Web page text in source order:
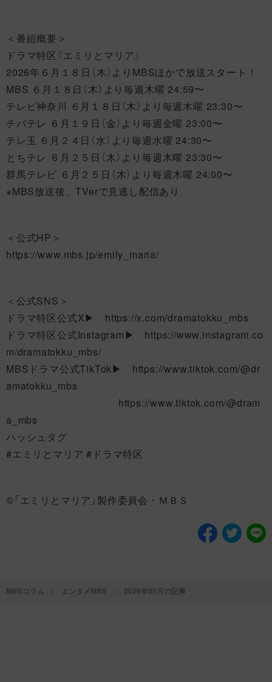
＜番組概要＞
ドラマ特区『エミリとマリア』
2026年６月１８日（木）よりMBSほかで放送スタート！
MBS ６月１８日（木）より毎週木曜 24:59〜
テレビ神奈川 ６月１８日（木）より毎週木曜 23:30〜
チバテレ ６月１９日（金）より毎週金曜 23:00〜
テレ玉 ６月２４日（水）より毎週水曜 24:30〜
とちテレ ６月２５日（木）より毎週木曜 23:30〜
群馬テレビ ６月２５日（木）より毎週木曜 24:00〜
※MBS放送後、TVerで見逃し配信あり
＜公式HP＞
https://www.mbs.jp/emily_maria/
＜公式SNS＞
ドラマ特区公式X▶ https://x.com/dramatokku_mbs
ドラマ特区公式Instagram▶ https://www.instagram.co
m/dramatokku_mbs/
MBSドラマ公式TikTok▶ https://www.tiktok.com/@dr
amatokku_mbs
https://www.tiktok.com/@dram
a_mbs
ハッシュタグ
#エミリとマリア #ドラマ特区
©「エミリとマリア」製作委員会・ＭＢＳ
MBSコラム エンタメMBS 2026年05月の記事